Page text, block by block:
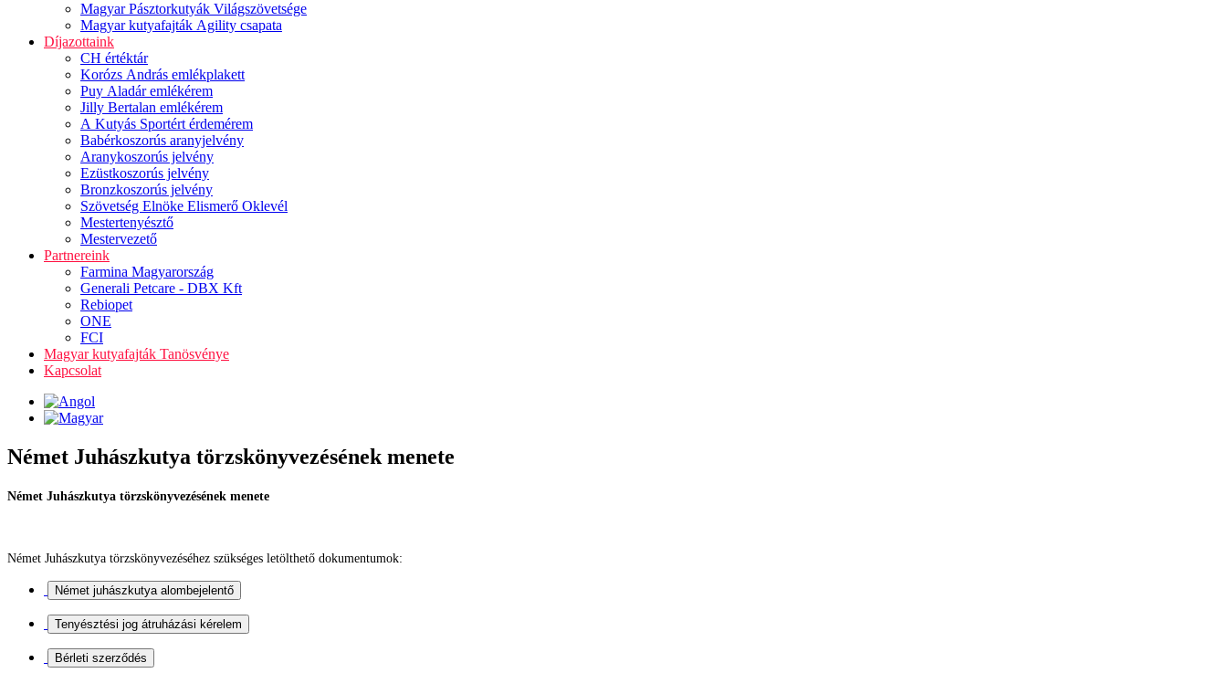
Magyar Pásztorkutyák Világszövetsége
Magyar kutyafajták Agility csapata
Díjazottaink
CH értéktár
Korózs András emlékplakett
Puy Aladár emlékérem
Jilly Bertalan emlékérem
A Kutyás Sportért érdemérem
Babérkoszorús aranyjelvény
Aranykoszorús jelvény
Ezüstkoszorús jelvény
Bronzkoszorús jelvény
Szövetség Elnöke Elismerő Oklevél
Mestertenyésztő
Mestervezető
Partnereink
Farmina Magyarország
Generali Petcare - DBX Kft
Rebiopet
ONE
FCI
Magyar kutyafajták Tanösvénye
Kapcsolat
Német Juhászkutya törzskönyvezésének menete
Német Juhászkutya törzskönyvezésének menete
Német Juhászkutya törzskönyvezéséhez szükséges letölthető dokumentumok: